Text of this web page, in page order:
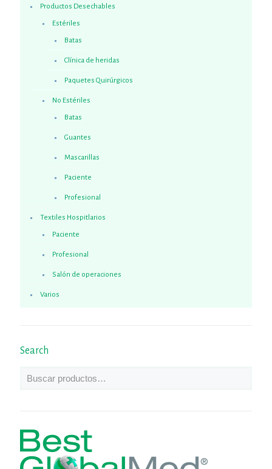
Productos Desechables
Estériles
Batas
Clínica de heridas
Paquetes Quirúrgicos
No Estériles
Batas
Guantes
Mascarillas
Paciente
Profesional
Textiles Hospitlarios
Paciente
Profesional
Salón de operaciones
Varios
Search